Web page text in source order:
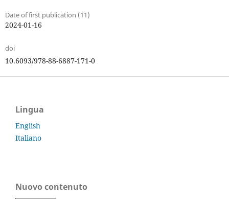
Date of first publication (11)
2024-01-16
doi
10.6093/978-88-6887-171-0
Lingua
English
Italiano
Nuovo contenuto